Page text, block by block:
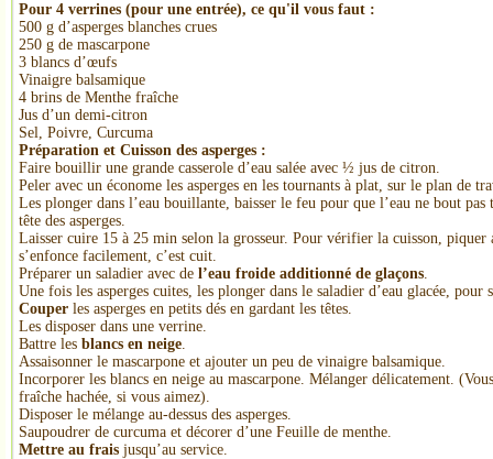
Pour 4 verrines (pour une entrée), ce qu'il vous faut :
500 g d’asperges blanches crues
250 g de mascarpone
3 blancs d’œufs
Vinaigre balsamique
4 brins de Menthe fraîche
Jus d’un demi-citron
Sel, Poivre, Curcuma
Préparation et Cuisson des asperges :
Faire bouillir une grande casserole d’eau salée avec ½ jus de citron.
Peler avec un économe les asperges en les tournants à plat, sur le plan de
Les plonger dans l’eau bouillante, baisser le feu pour que l’eau ne bout
tête des asperges.
Laisser cuire 15 à 25 min selon la grosseur. Pour vérifier la cuisson, piquer
s’enfonce facilement, c’est cuit.
Préparer un saladier avec de l’eau froide additionné de glaçons.
Une fois les asperges cuites, les plonger dans le saladier d’eau glacée, pour
Couper les asperges en petits dés en gardant les têtes.
Les disposer dans une verrine.
Battre les blancs en neige.
Assaisonner le mascarpone et ajouter un peu de vinaigre balsamique.
Incorporer les blancs en neige au mascarpone. Mélanger délicatement.
fraîche hachée, si vous aimez).
Disposer le mélange au-dessus des asperges.
Saupoudrer de curcuma et décorer d’une Feuille de menthe.
Mettre au frais jusqu’au service.